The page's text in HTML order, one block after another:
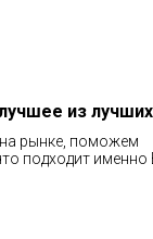
из лучших
на рынке, поможем
подходит именно